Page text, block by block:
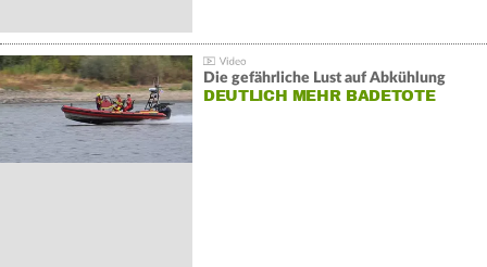
Die gefährliche Lust auf Abkühlung
DEUTLICH MEHR BADETOTE